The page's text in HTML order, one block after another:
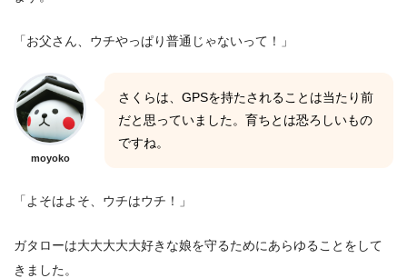
「お父さん、ウチやっぱり普通じゃないって！」
moyoko
さくらは、GPSを持たされることは当たり前
だと思っていました。育ちとは恐ろしいもの
ですね。
「よそはよそ、ウチはウチ！」
ガタローは大大大大大好きな娘を守るためにあらゆることをして
きました。